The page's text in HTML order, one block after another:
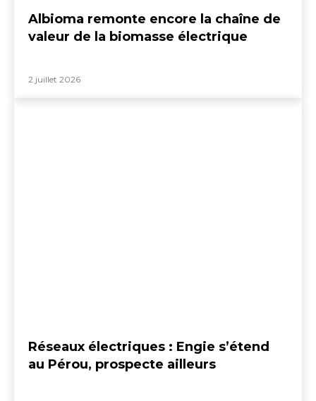
Albioma remonte encore la chaîne de
valeur de la biomasse électrique
2 juillet 2026
Réseaux électriques : Engie s’étend
au Pérou, prospecte ailleurs